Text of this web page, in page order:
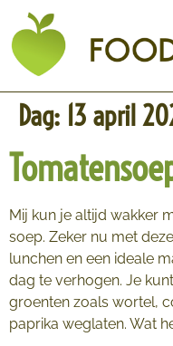
Dag: 13 april
Mij kun je altijd wakker
soep. Zeker nu met
lunchen en een ideale
dag te verhogen. Je
groenten zoals wortel,
paprika weglaten. Wat